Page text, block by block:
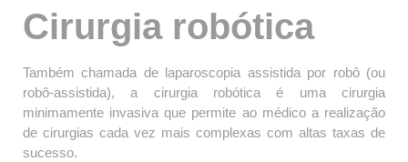
Cirurgia robótica
Também chamada de laparoscopia assistida por robô (ou
robô-assistida), a cirurgia robótica é uma cirurgia
minimamente invasiva que permite ao médico a realização
de cirurgias cada vez mais complexas com altas taxas de
sucesso.